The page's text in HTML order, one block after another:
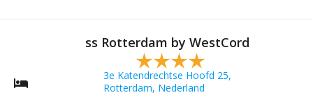
ss Rotterdam by WestCord
3e Katendrechtse Hoofd 25,
Rotterdam, Nederland